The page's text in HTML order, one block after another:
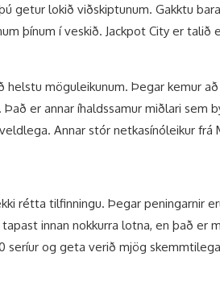
getur lokið viðskiptunum. Gakktu
þínum í veskið. Jackpot City er talið
möguleikunum. Þegar kemur
er annar íhaldssamur miðlari sem
Annar stór netkasínóleikur frá
rétta tilfinningu. Þegar peningarnir
innan nokkurra lotna, en það er
og geta verið mjög